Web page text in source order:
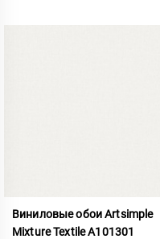
Виниловые обои Artsimple
Mixture Textile A101301